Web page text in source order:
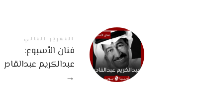
التقرير التالي
فنان الأسبوع:
عبدالكريم عبدالقادر
→